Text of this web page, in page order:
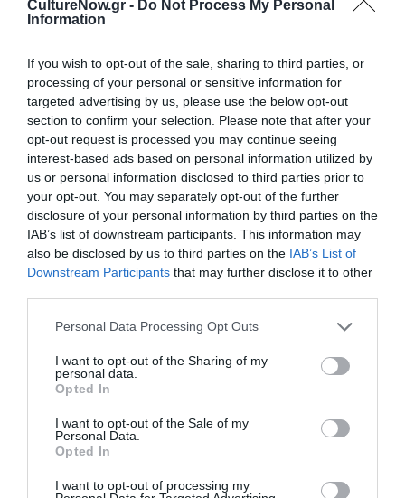
CultureNow.gr - Do Not Process My Personal
Information
If you wish to opt-out of the sale, sharing to third parties, or
processing of your personal or sensitive information for
targeted advertising by us, please use the below opt-out
section to confirm your selection. Please note that after your
opt-out request is processed you may continue seeing
interest-based ads based on personal information utilized by
us or personal information disclosed to third parties prior to
your opt-out. You may separately opt-out of the further
disclosure of your personal information by third parties on the
IAB’s list of downstream participants. This information may
also be disclosed by us to third parties on the IAB’s List of
Downstream Participants that may further disclose it to other
Personal Data Processing Opt Outs
I want to opt-out of the Sharing of my
personal data.
Opted In
I want to opt-out of the Sale of my
Personal Data.
Opted In
I want to opt-out of processing my
Μια σκέψη πάνω στον τρόπο που ο σημερινός
συμπεράσματα από τον κόσμο που τον περιβάλλει.
Info
Σημειώσεις για ένα νησί
Διάρκεια έκθεσης: 21 Ιουνίου έως 29 Οκτωβρίου 2008
Ώρες λειτουργίας 10:00 – 03:00 π.μ
Fotis art café – Φώτης Μέλλιος,
Aγιος Δημήτρης – Μπουκαδούρα, Νάουσα Πάρος Tηλ:
6944426431
www.medusaartgallery.com
μάθετε πρώτοι όλες τις ειδήσεις
Δείτε όλα τατελευταία νέαγια την Τέχνη και τον
Πολιτισμό στο
Νέοι Διαγωνισμοί
Newsletter